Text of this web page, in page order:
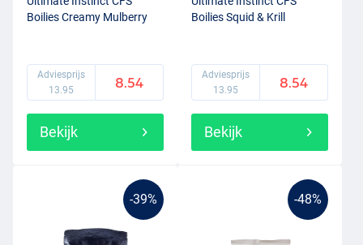
Boilies Creamy Mulberry
Adviesprijs
13.95
8.54
Bekijk
Boilies Squid & Krill
Adviesprijs
13.95
8.54
Bekijk
-39% -48%